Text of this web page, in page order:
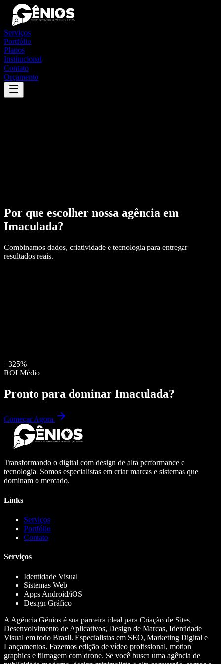
Serviços
Portfólio
Planos
Institucional
Contato
Orçamento
Por que escolher nossa agência em
Imaculada?
Combinamos dados, criatividade e tecnologia para entregar
resultados reais.
+325%
ROI Médio
Pronto para dominar Imaculada?
Começar Agora
Transformando o digital com design de alta performance e
tecnologia. Somos especialistas em criar marcas e sistemas que
dominam o mercado.
Links
Serviços
Portfólio
Contato
Serviços
Identidade Visual
Sistemas Web
Apps Android/iOS
Design Gráfico
A Agência Gênios é sua parceira ideal para Criação de Sites,
Desenvolvimento de Aplicativos, Design de Marcas, Identidade
Visual em todo Brasil. Especialistas em SEO, Marketing Digital e
Lançamentos. Fazemos edição de vídeo profissional, motion
graphics e filmagem com drone. Se você busca uma agência de